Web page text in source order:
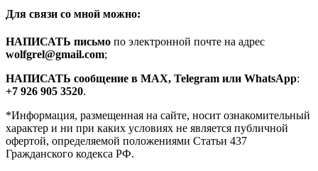
Для связи со мной можно:
HАПИСАТЬ письмо по электронной почте на адрес
wolfgrel@gmail.com;
HАПИСАТЬ сообщение в MAX, Telegram или WhatsApp:
+7 926 905 3520.
*Информация, размещенная на сайте, носит ознакомительный
характер и ни при каких условиях не является публичной
офертой, определяемой положениями Статьи 437
Гражданского кодекса РФ.